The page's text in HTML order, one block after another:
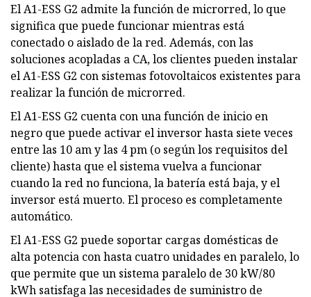
El A1-ESS G2 admite la función de microrred, lo que
significa que puede funcionar mientras está
conectado o aislado de la red. Además, con las
soluciones acopladas a CA, los clientes pueden instalar
el A1-ESS G2 con sistemas fotovoltaicos existentes para
realizar la función de microrred.
El A1-ESS G2 cuenta con una función de inicio en
negro que puede activar el inversor hasta siete veces
entre las 10 am y las 4 pm (o según los requisitos del
cliente) hasta que el sistema vuelva a funcionar
cuando la red no funciona, la batería está baja, y el
inversor está muerto. El proceso es completamente
automático.
El A1-ESS G2 puede soportar cargas domésticas de
alta potencia con hasta cuatro unidades en paralelo, lo
que permite que un sistema paralelo de 30 kW/80
kWh satisfaga las necesidades de suministro de